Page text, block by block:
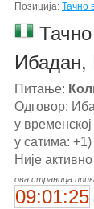
Позиција: Тачно
Тачно
Ибадан,
Питање:
Одговор:
у
у сатима:
Није
ова страница
09:01:25